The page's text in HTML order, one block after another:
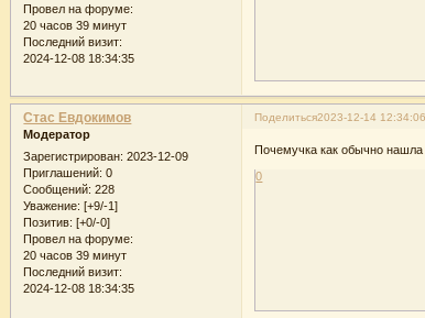
Провел на форуме:
20 часов 39 минут
Последний визит:
2024-12-08 18:34:35
Поделиться2023-12-14 12:34:06
Стас Евдокимов
Модератор
Зарегистрирован: 2023-12-09
Приглашений: 0
Сообщений: 228
Уважение: [+9/-1]
Позитив: [+0/-0]
Провел на форуме:
20 часов 39 минут
Последний визит:
2024-12-08 18:34:35
Почемучка как обычно
0